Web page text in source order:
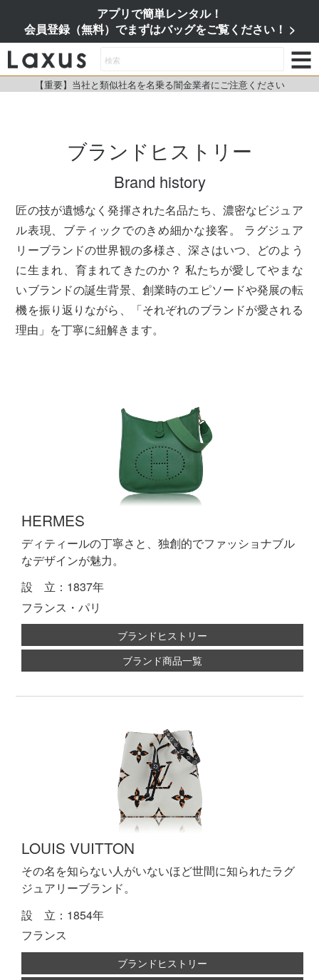
アプリで簡単レンタル！
会員登録（無料）でまずはバッグをご覧ください！
【重要】当社と類似社名を名乗る闇金業者にご注意ください
ブランドヒストリー
Brand history
匠の技が遺憾なく発揮された名品たち、濃密なビジュア
ル表現、ブティックでのきめ細かな接客。 ラグジュア
リーブランドの世界観の多様さ、深さはいつ、どのよう
に生まれ、育まれてきたのか？ 私たちが愛してやまな
いブランドの誕生背景、創業時のエピソードや発展の転
機を振り返りながら、「それぞれのブランドが愛される
理由」を丁寧に紐解きます。
HERMES
ディティールの丁寧さと、独創的でファッショナブル
なデザインが魅力。
設 立：1837年
フランス・パリ
ブランドヒストリー
ブランド商品一覧
LOUIS VUITTON
その名を知らない人がいないほど世間に知られたラグ
ジュアリーブランド。
設 立：1854年
フランス
ブランドヒストリー